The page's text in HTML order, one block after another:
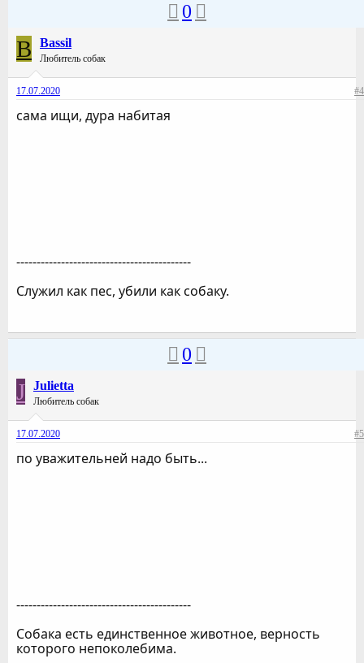
0
B Bassil
Любитель собак
17.07.2020 #4
сама ищи, дура набитая
-------------------------------------------
Служил как пес, убили как собаку.
0
J Julietta
Любитель собак
17.07.2020 #5
по уважительней надо быть...
-------------------------------------------
Собака есть единственное животное, верность
которого непоколебима.